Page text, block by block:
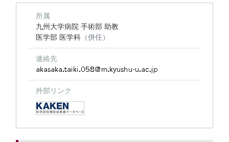
所属
九州大学病院 手術部 助教
医学部 医学科 （併任）
連絡先
外部リンク